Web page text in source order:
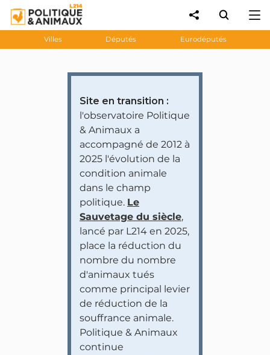
Villes Députés Eurodéputés
Site en transition :
l'observatoire Politique
& Animaux a
accompagné de 2012 à
2025 l'évolution de la
condition animale
dans le champ
politique. Le
Sauvetage du siècle,
lancé par L214 en 2025,
place la réduction du
nombre du nombre
d'animaux tués
comme principal levier
de réduction de la
souffrance animale.
Politique & Animaux
continue